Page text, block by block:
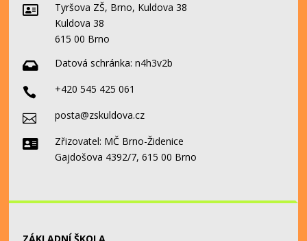

Tyršova ZŠ, Brno, Kuldova 38
Kuldova 38
615 00 Brno
 Datová schránka:n4h3v2b
 +420 545 425 061
 posta@zskuldova.cz

Zřizovatel: MČ Brno-Židenice
Gajdošova 4392/7, 615 00 Brno